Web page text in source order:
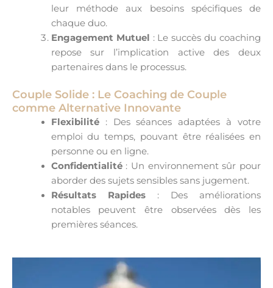
leur méthode aux besoins spécifiques de
chaque duo.
Engagement Mutuel : Le succès du coaching
repose sur l’implication active des deux
partenaires dans le processus.
Couple Solide : Le Coaching de Couple
comme Alternative Innovante
Flexibilité: Des séances adaptées à votre
emploi du temps, pouvant être réalisées en
personne ou en ligne.
Confidentialité: Un environnement sûr pour
aborder des sujets sensibles sans jugement.
Résultats Rapides: Des améliorations
notables peuvent être observées dès les
premières séances.